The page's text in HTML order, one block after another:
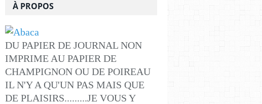
À PROPOS
DU PAPIER DE JOURNAL NON
IMPRIME AU PAPIER DE
CHAMPIGNON OU DE POIREAU
IL N'Y A QU'UN PAS MAIS QUE
DE PLAISIRS.........JE VOUS Y